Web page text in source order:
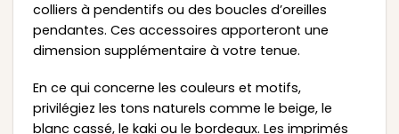
colliers à pendentifs ou des boucles d’oreilles
pendantes. Ces accessoires apporteront une
dimension supplémentaire à votre tenue.
En ce qui concerne les couleurs et motifs,
privilégiez les tons naturels comme le beige, le
blanc cassé, le kaki ou le bordeaux. Les imprimés